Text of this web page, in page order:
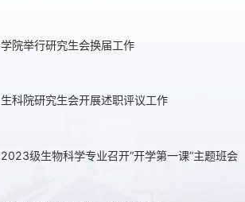
学院举行研究生会换届工作
生科院研究生会开展述职评议工作
2023级生物科学专业召开“开学第一课”主题班会